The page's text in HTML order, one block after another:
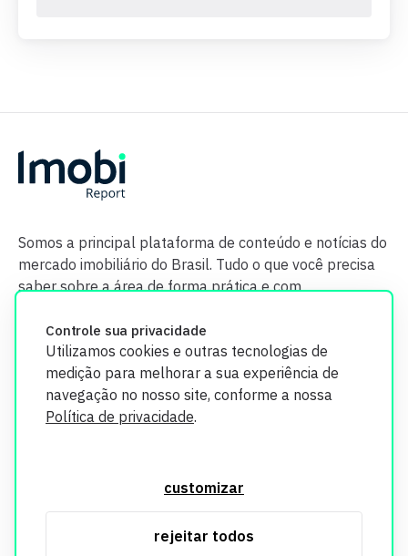
Controle sua privacidade
Utilizamos cookies e outras tecnologias de
medição para melhorar a sua experiência de
navegação no nosso site, conforme a nossa
Política de privacidade.
customizar
rejeitar todos
Somos a principal plataforma de conteúdo e notícias do
mercado imobiliário do Brasil. Tudo o que você precisa
saber sobre a área de forma prática e com
segurança. Todos os dados coletados em nosso site são
utilizados exclusivamente para fins de aprimoramento de
informações, consulte nossa Política de Privacidade.